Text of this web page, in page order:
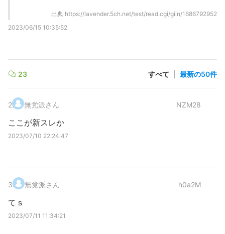
出典 https://lavender.5ch.net/test/read.cgi/giin/1686792952
2023/06/15 10:35:52
23 すべて 最新の50件
2. 無党派さん NZM28
ここが新スレか
2023/07/10 22:24:47
3. 無党派さん h0a2M
てｓ
2023/07/11 11:34:21